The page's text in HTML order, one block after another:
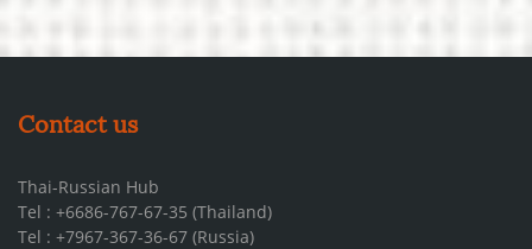
Contact us
Thai-Russian Hub
Tel : +6686-767-67-35 (Thailand)
Tel : +7967-367-36-67 (Russia)